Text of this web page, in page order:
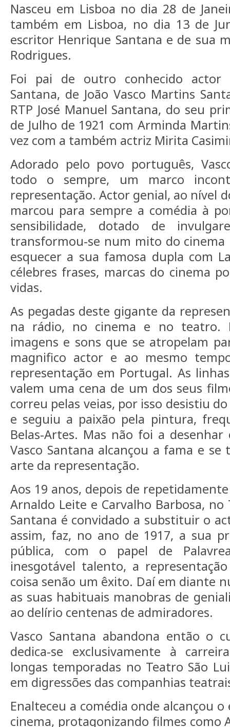
Nasceu em Lisboa no dia 28 de
também em Lisboa, no dia 13 de
escritor Henrique Santana e de sua
Rodrigues.
Foi pai de outro conhecido actor
Santana, de João Vasco Martins
RTP José Manuel Santana, do seu
de Julho de 1921 com Arminda
vez com a também actriz Mirita
Adorado pelo povo português,
todo o sempre, um marco
representação. Actor genial, ao nível
marcou para sempre a comédia à
sensibilidade, dotado de
transformou-se num mito do cinema
esquecer a sua famosa dupla com
célebres frases, marcas do cinema
vidas.
As pegadas deste gigante da
na rádio, no cinema e no teatro.
imagens e sons que se atropelam
magnifico actor e ao mesmo
representação em Portugal. As
valem uma cena de um dos seus
correu pelas veias, por isso desistiu
e seguiu a paixão pela pintura,
Belas-Artes. Mas não foi a
Vasco Santana alcançou a fama e
arte da representação.
Aos 19 anos, depois de
Arnaldo Leite e Carvalho Barbosa, no
Santana é convidado a substituir o
assim, faz, no ano de 1917, a sua
pública, com o papel de
inesgotável talento, a
coisa senão um êxito. Daí em diante
as suas habituais manobras de
ao delírio centenas de admiradores.
Vasco Santana abandona então o
dedica-se exclusivamente à
longas temporadas no Teatro São
em digressões das companhias
Enalteceu a comédia onde alcançou
cinema, protagonizando filmes como